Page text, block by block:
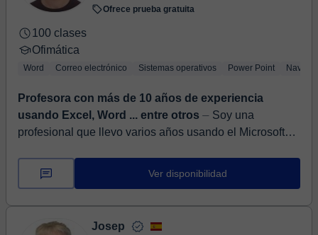
Ofrece prueba gratuita
100 clases
Ofimática
Word Correo electrónico Sistemas operativos Power Point
Profesora con más de 10 años de experiencia
usando Excel, Word ... entre otros ⏤ Soy una
profesional que llevo varios años usando el Microsoft
puedo hacer todas las funcione...
Ver disponibilidad
Josep